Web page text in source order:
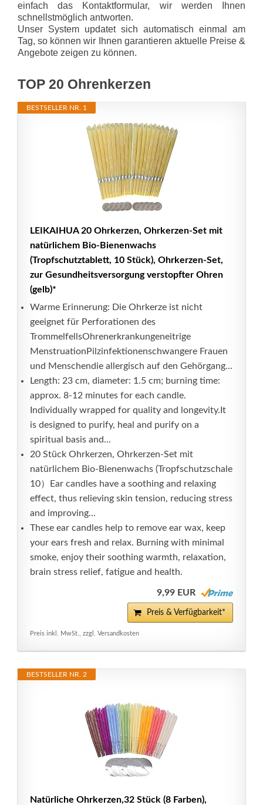
einfach das Kontaktformular, wir werden Ihnen
schnellstmöglich antworten.
Unser System updatet sich automatisch einmal am
Tag, so können wir Ihnen garantieren aktuelle Preise &
Angebote zeigen zu können.
TOP 20 Ohrenkerzen
BESTSELLER NR. 1
LEIKAIHUA 20 Ohrkerzen, Ohrkerzen-Set mit
natürlichem Bio-Bienenwachs
(Tropfschutztablett, 10 Stück), Ohrkerzen-Set,
zur Gesundheitsversorgung verstopfter Ohren
(gelb)*
Warme Erinnerung: Die Ohrkerze ist nicht
geeignet für Perforationen des
TrommelfellsOhrenerkrankungeneitrige
MenstruationPilzinfektionenschwangere Frauen
und Menschendie allergisch auf den Gehörgang...
Length: 23 cm, diameter: 1.5 cm; burning time:
approx. 8-12 minutes for each candle.
Individually wrapped for quality and longevity.It
is designed to purify, heal and purify on a
spiritual basis and...
20 Stück Ohrkerzen, Ohrkerzen-Set mit
natürlichem Bio-Bienenwachs (Tropfschutzschale
10）Ear candles have a soothing and relaxing
effect, thus relieving skin tension, reducing stress
and improving...
These ear candles help to remove ear wax, keep
your ears fresh and relax. Burning with minimal
smoke, enjoy their soothing warmth, relaxation,
brain stress relief, fatigue and health.
9,99 EUR
Preis & Verfügbarkeit*
Preis inkl. MwSt., zzgl. Versandkosten
BESTSELLER NR. 2
Natürliche Ohrkerzen,32 Stück (8 Farben),